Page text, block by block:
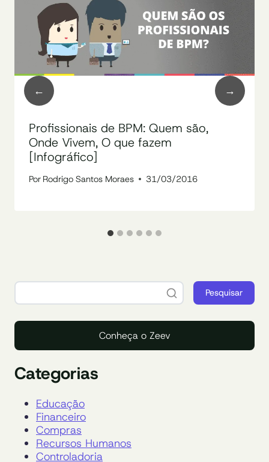
Profissionais de BPM: Quem são,
Onde Vivem, O que fazem
[Infográfico]
Por Rodrigo Santos Moraes 31/03/2016
Pesquisar
Conheça o Zeev
Categorias
Educação
Financeiro
Compras
Recursos Humanos
Controladoria